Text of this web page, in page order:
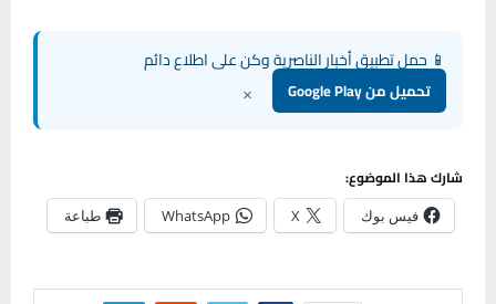
📱 حمل تطبيق أخبار الناصرية وكن على اطلاع دائم
تحميل من Google Play ×
شارك هذا الموضوع:
فيس بوك X
WhatsApp طباعة